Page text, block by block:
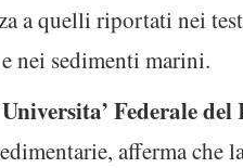
a quelli riportati nei
nei sedimenti marini.
Universita’ Federale
afferma che